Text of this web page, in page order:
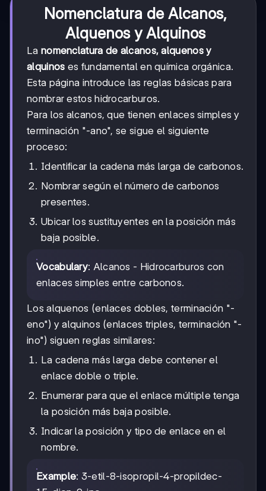
Nomenclatura de Alcanos,
Alquenos y Alquinos
La nomenclatura de alcanos, alquenos y
alquinos es fundamental en química orgánica.
Esta página introduce las reglas básicas para
nombrar estos hidrocarburos.
Para los alcanos, que tienen enlaces simples y
terminación "-ano", se sigue el siguiente
proceso:
Identificar la cadena más larga de carbonos.
Nombrar según el número de carbonos
presentes.
Ubicar los sustituyentes en la posición más
baja posible.
Vocabulary: Alcanos - Hidrocarburos con
enlaces simples entre carbonos.
Los alquenos (enlaces dobles, terminación "-
eno") y alquinos (enlaces triples, terminación "-
ino") siguen reglas similares:
La cadena más larga debe contener el
enlace doble o triple.
Enumerar para que el enlace múltiple tenga
la posición más baja posible.
Indicar la posición y tipo de enlace en el
nombre.
Example: 3-etil-8-isopropil-4-propildec-